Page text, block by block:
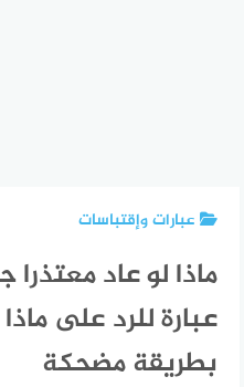
عبارات وإقتباسات
عبارة للرد على
بطريقة مضحكة